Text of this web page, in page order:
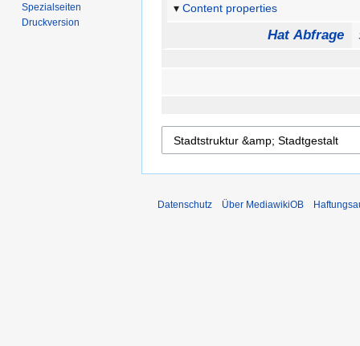
Content properties
Hat Abfrage
Spezialseiten
Druckversion
Datenschutz Über MediawikiOB